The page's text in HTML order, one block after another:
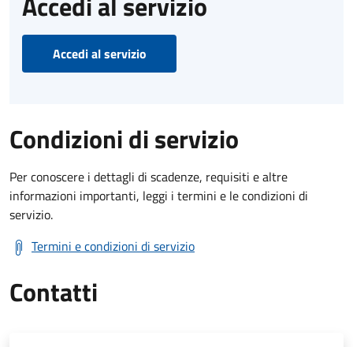
Accedi al servizio
Condizioni di servizio
Per conoscere i dettagli di scadenze, requisiti e altre
informazioni importanti, leggi i termini e le condizioni di
servizio.
Termini e condizioni di servizio
Contatti